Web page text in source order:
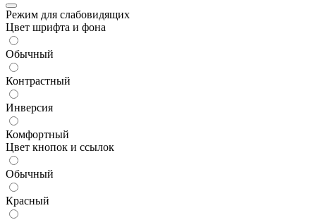
Режим для слабовидящих
Цвет шрифта и фона
Обычный
Контрастный
Инверсия
Комфортный
Цвет кнопок и ссылок
Обычный
Красный